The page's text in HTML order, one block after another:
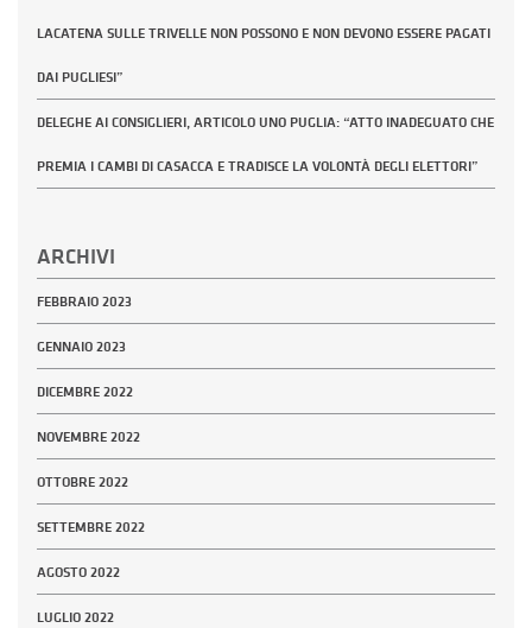
LACATENA SULLE TRIVELLE NON POSSONO E NON DEVONO ESSERE PAGATI
DAI PUGLIESI”
DELEGHE AI CONSIGLIERI, ARTICOLO UNO PUGLIA: “ATTO INADEGUATO CHE
PREMIA I CAMBI DI CASACCA E TRADISCE LA VOLONTÀ DEGLI ELETTORI”
ARCHIVI
FEBBRAIO 2023
GENNAIO 2023
DICEMBRE 2022
NOVEMBRE 2022
OTTOBRE 2022
SETTEMBRE 2022
AGOSTO 2022
LUGLIO 2022